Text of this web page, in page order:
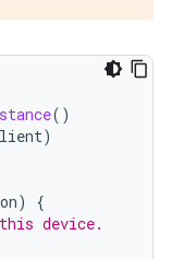
()
)
)
{
device.